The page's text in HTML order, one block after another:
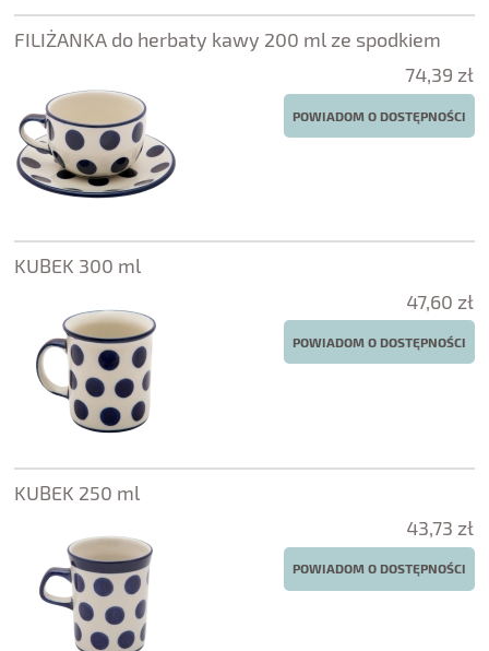
FILIŻANKA do herbaty kawy 200 ml ze spodkiem
74,39 zł
POWIADOM O DOSTĘPNOŚCI
KUBEK 300 ml
47,60 zł
POWIADOM O DOSTĘPNOŚCI
KUBEK 250 ml
43,73 zł
POWIADOM O DOSTĘPNOŚCI